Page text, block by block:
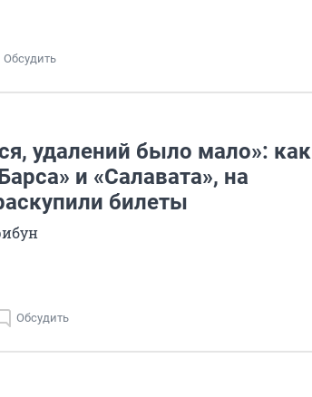
Обсудить
удалений было мало»: как
и «Салавата», на
билеты
Обсудить